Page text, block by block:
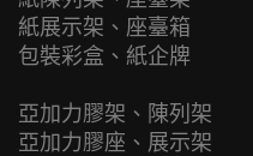
紙展示架、座臺箱
包裝彩盒、紙企牌
亞加力膠架、陳列架
亞加力膠座、展示架